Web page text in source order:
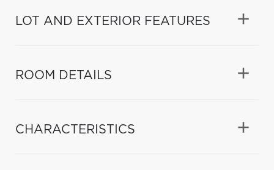
LOT AND EXTERIOR FEATURES
ROOM DETAILS
CHARACTERISTICS